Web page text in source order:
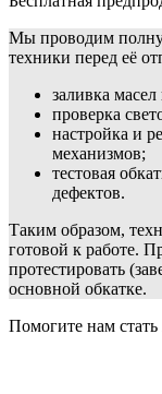
Мы проводим
техники перед её
заливка
проверка
настройка и
механизмов;
тестовая
дефектов.
Таким образом,
готовой к работе.
протестировать
основной обкатке.
Помогите нам